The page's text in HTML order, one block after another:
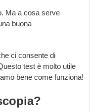
Ma a cosa serve
buona
ci consente di
test è molto utile
bene come funziona!